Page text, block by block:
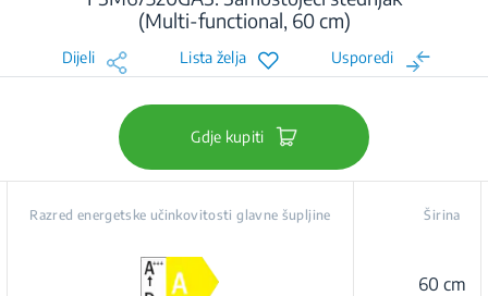
(Multi-functional, 60 cm)
Dijeli Lista želja Usporedi
Gdje kupiti
Razred energetske učinkovitosti glavne šupljine Širina
60 cm